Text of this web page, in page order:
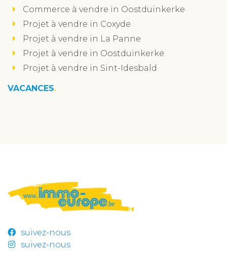
Commerce à vendre in Oostduinkerke
Projet à vendre in Coxyde
Projet à vendre in La Panne
Projet à vendre in Oostduinkerke
Projet à vendre in Sint-Idesbald
VACANCES
suivez-nous
suivez-nous